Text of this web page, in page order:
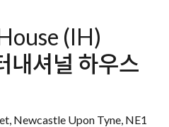
(IH)
내셔널 하우스
Newcastle Upon Tyne, NE1